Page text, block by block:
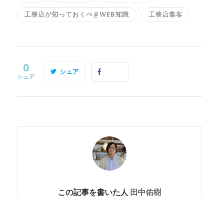
工務店が知っておくべきWEB知識 工務店集客
0
シェア
シェア
この記事を書いた人 田中佑樹